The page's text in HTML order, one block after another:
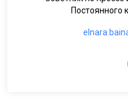
Постоянного